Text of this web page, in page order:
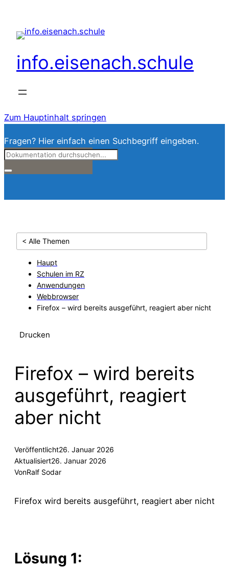
info.eisenach.schule
Zum Hauptinhalt springen
Fragen? Hier einfach einen Suchbegriff eingeben.
< Alle Themen
Haupt
Schulen im RZ
Anwendungen
Webbrowser
Firefox – wird bereits ausgeführt, reagiert aber nicht
Drucken
Firefox – wird bereits
ausgeführt, reagiert
aber nicht
Veröffentlicht26. Januar 2026
Aktualisiert26. Januar 2026
VonRalf Sodar
Firefox wird bereits ausgeführt, reagiert aber nicht
Lösung 1: